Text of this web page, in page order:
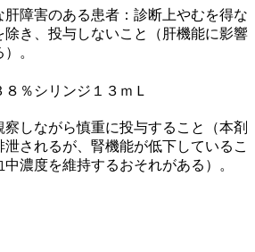
％シリンジ１３ｍＬ
障害のある患者：診断上やむを得な
き、投与しないこと（肝機能に影響
。
しながら慎重に投与すること（本剤
されるが、腎機能が低下しているこ
濃度を維持するおそれがある）。